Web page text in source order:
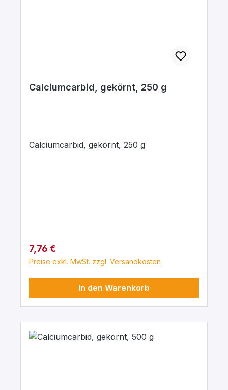
Calciumcarbid, gekörnt, 250 g
Calciumcarbid, gekörnt, 250 g
Regulärer Preis:
7,76 €
Preise exkl. MwSt. zzgl. Versandkosten
In den Warenkorb